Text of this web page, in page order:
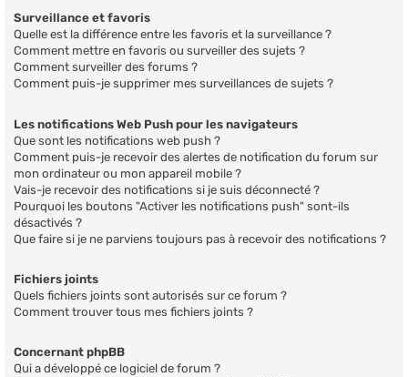
Surveillance et favoris
Quelle est la différence entre les favoris et la surveillance ?
Comment mettre en favoris ou surveiller des sujets ?
Comment surveiller des forums ?
Comment puis-je supprimer mes surveillances de sujets ?
Les notifications Web Push pour les navigateurs
Que sont les notifications web push ?
Comment puis-je recevoir des alertes de notification du forum sur
mon ordinateur ou mon appareil mobile ?
Vais-je recevoir des notifications si je suis déconnecté ?
Pourquoi les boutons "Activer les notifications push" sont-ils
désactivés ?
Que faire si je ne parviens toujours pas à recevoir des notifications ?
Fichiers joints
Quels fichiers joints sont autorisés sur ce forum ?
Comment trouver tous mes fichiers joints ?
Concernant phpBB
Qui a développé ce logiciel de forum ?